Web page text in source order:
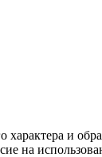
и
на